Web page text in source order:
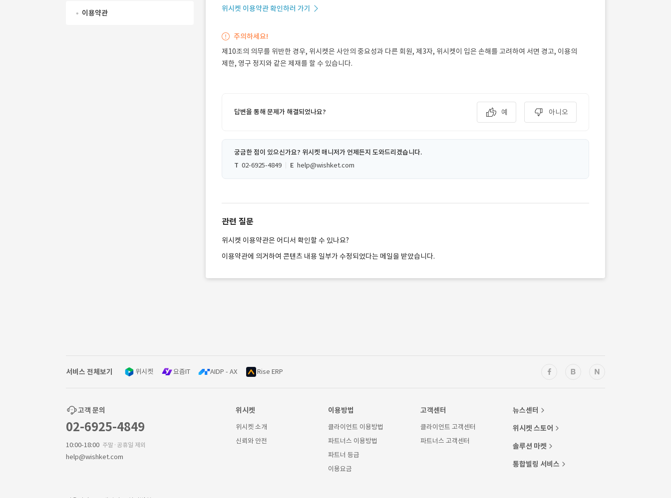
이용약관 위시켓 이용약관 확인하러 가기
주의하세요!
제10조의 의무를 위반한 경우, 위시켓은 사안의 중요성과 다른 회원, 제3자, 위시켓이 입은 손해를 고려하여 서면 경고, 이용의
제한, 영구 정지와 같은 제재를 할 수 있습니다.
답변을 통해 문제가 해결되었나요? 예 아니오
궁금한 점이 있으신가요? 위시켓 매니저가 언제든지 도와드리겠습니다.
T 02-6925-4849 E help@wishket.com
관련 질문
위시켓 이용약관은 어디서 확인할 수 있나요?
이용약관에 의거하여 콘텐츠 내용 일부가 수정되었다는 메일을 받았습니다.
서비스 전체보기 위시켓 요즘IT AIDP - AX Rise ERP
고객 문의
02-6925-4849
10:00-18:00 주말·공휴일 제외
help@wishket.com
위시켓
위시켓 소개
신뢰와 안전
이용방법
클라이언트 이용방법
파트너스 이용방법
파트너 등급
이용요금
고객센터
클라이언트 고객센터
파트너스 고객센터
뉴스센터
위시켓 스토어
솔루션 마켓
통합빌링 서비스